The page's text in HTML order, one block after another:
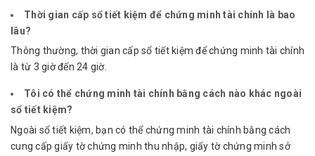
Thời gian cấp sổ tiết kiệm để chứng minh tài chính là bao
lâu?
Thông thường, thời gian cấp sổ tiết kiệm để chứng minh tài chính
là từ 3 giờ đến 24 giờ.
Tôi có thể chứng minh tài chính bằng cách nào khác ngoài
sổ tiết kiệm?
Ngoài sổ tiết kiệm, bạn có thể chứng minh tài chính bằng cách
cung cấp giấy tờ chứng minh thu nhập, giấy tờ chứng minh sở